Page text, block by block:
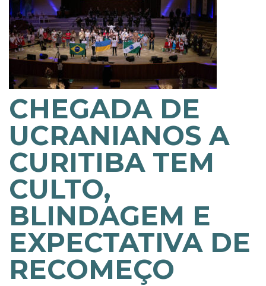
CHEGADA DE
UCRANIANOS A
CURITIBA TEM
CULTO,
BLINDAGEM E
EXPECTATIVA DE
RECOMEÇO